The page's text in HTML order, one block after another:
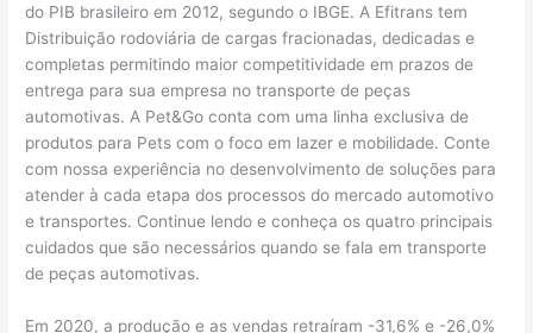
do PIB brasileiro em 2012, segundo o IBGE. A Efitrans tem
Distribuição rodoviária de cargas fracionadas, dedicadas e
completas permitindo maior competitividade em prazos de
entrega para sua empresa no transporte de peças
automotivas. A Pet&Go conta com uma linha exclusiva de
produtos para Pets com o foco em lazer e mobilidade. Conte
com nossa experiência no desenvolvimento de soluções para
atender à cada etapa dos processos do mercado automotivo
e transportes. Continue lendo e conheça os quatro principais
cuidados que são necessários quando se fala em transporte
de peças automotivas.
Em 2020, a produção e as vendas retraíram -31,6% e -26,0%